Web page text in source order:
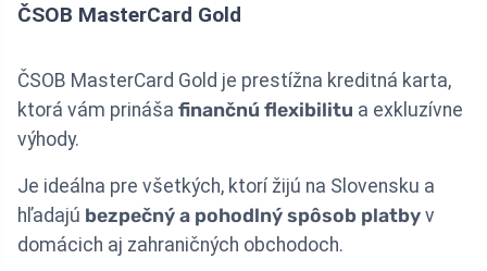
ČSOB MasterCard Gold
ČSOB MasterCard Gold je prestížna kreditná karta,
ktorá vám prináša finančnú flexibilitu a exkluzívne
výhody.
Je ideálna pre všetkých, ktorí žijú na Slovensku a
hľadajú bezpečný a pohodlný spôsob platby v
domácich aj zahraničných obchodoch.